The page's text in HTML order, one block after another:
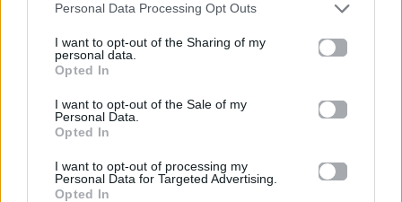
Personal Data Processing Opt Outs
I want to opt-out of the Sharing of my
personal data.
Opted In
I want to opt-out of the Sale of my
Personal Data.
Opted In
I want to opt-out of processing my
Personal Data for Targeted Advertising.
Opted In
Σε μισώ σ’ αγαπώ
σημειώσατε διπλό
κι ας χαθώ δεν μπορώ
Σε μισώ σ’ αγαπώ
σημειώσατε διπλό
αφού μόνο εσύ με καις